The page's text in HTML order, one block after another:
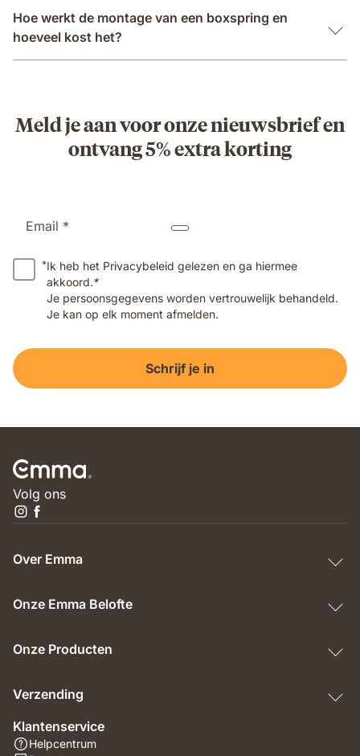
Hoe werkt de montage van een boxspring en
hoeveel kost het?
Meld je aan voor onze nieuwsbrief en
ontvang 5% extra korting
Email *
*Ik heb het Privacybeleid gelezen en ga hiermee
akkoord.*
Je persoonsgegevens worden vertrouwelijk behandeld.
Je kan op elk moment afmelden.
Schrijf je in
Volg ons
Over Emma
Onze Emma Belofte
Onze Producten
Verzending
Klantenservice
Helpcentrum